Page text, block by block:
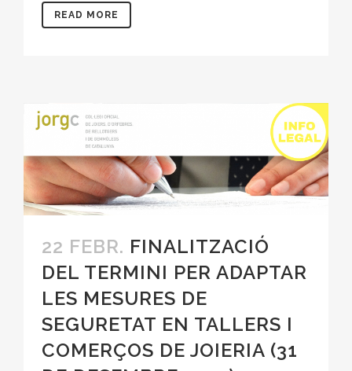
READ MORE
22 FEBR. FINALITZACIÓ
DEL TERMINI PER ADAPTAR
LES MESURES DE
SEGURETAT EN TALLERS I
COMERÇOS DE JOIERIA (31